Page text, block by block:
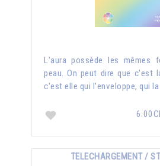
L'aura possède les mêmes
peau. On peut dire que c'est
c'est elle qui l'enveloppe, qui
TELECHARGEMENT /